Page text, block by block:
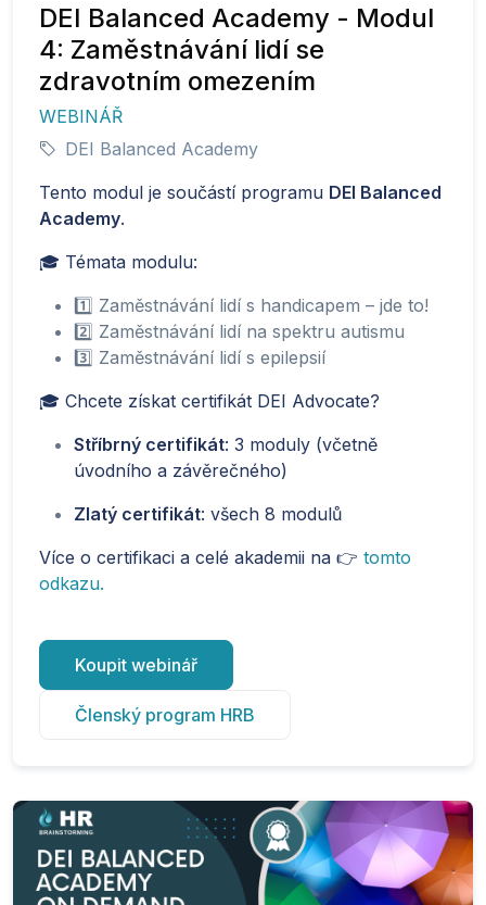
DEI Balanced Academy - Modul
4: Zaměstnávání lidí se
zdravotním omezením
WEBINÁŘ
DEI Balanced Academy
Tento modul je součástí programu DEI Balanced
Academy.
🎓 Témata modulu:
1️⃣ Zaměstnávání lidí s handicapem – jde to!
2️⃣ Zaměstnávání lidí na spektru autismu
3️⃣ Zaměstnávání lidí s epilepsií
🎓 Chcete získat certifikát DEI Advocate?
Stříbrný certifikát: 3 moduly (včetně
úvodního a závěrečného)
Zlatý certifikát: všech 8 modulů
Více o certifikaci a celé akademii na 👉 tomto
odkazu.
Koupit webinář
Členský program HRB